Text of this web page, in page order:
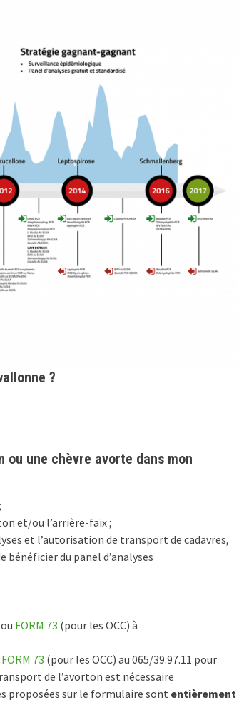
?
ou une chèvre avorte dans mon
et/ou l’arrière-faix ;
et l’autorisation de transport de cadavres,
bénéficier du panel d’analyses
FORM 73 (pour les OCC) à
FORM 73 (pour les OCC) au 065/39.97.11 pour
de l’avorton est nécessaire
proposées sur le formulaire sont entièrement